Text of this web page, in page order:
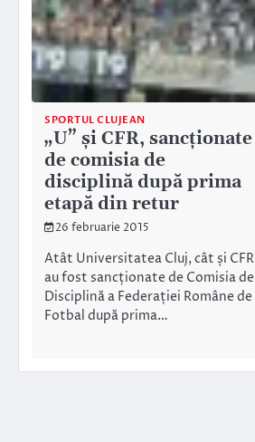
SPORTUL CLUJEAN
„U” și CFR, sancționate
de comisia de
disciplină după prima
etapă din retur
26 februarie 2015
Atât Universitatea Cluj, cât și CFR
au fost sancționate de Comisia de
Disciplină a Federației Române de
Fotbal după prima…